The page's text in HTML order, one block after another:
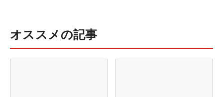
オススメの記事